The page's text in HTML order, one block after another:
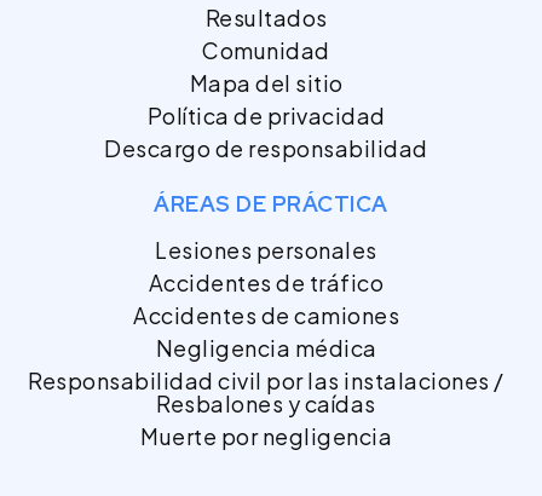
Resultados
Comunidad
Mapa del sitio
Política de privacidad
Descargo de responsabilidad
ÁREAS DE PRÁCTICA
Lesiones personales
Accidentes de tráfico
Accidentes de camiones
Negligencia médica
Responsabilidad civil por las instalaciones /
Resbalones y caídas
Muerte por negligencia